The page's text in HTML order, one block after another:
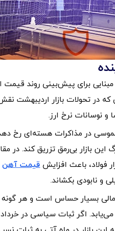
تیرآهن در اردیبهشت 1404 می‌تواند مبنایی برای
در تحولات بازار اردیبهشت
و نوسانات نرخ ارز.
در مذاکرات هسته‌ای رخ
بازار بی‌رمق تزریق کند. در
فولاد، باعث افزایش قیمت آهن
و نابودی بکشاند.
مالی بسیار حساس است و هر
اگر ثبات سیاسی در